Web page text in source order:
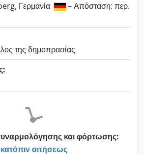
Γερμανία
– Απόσταση: περ.
της δημοπρασίας
και φόρτωσης:
κατόπιν αιτήσεως